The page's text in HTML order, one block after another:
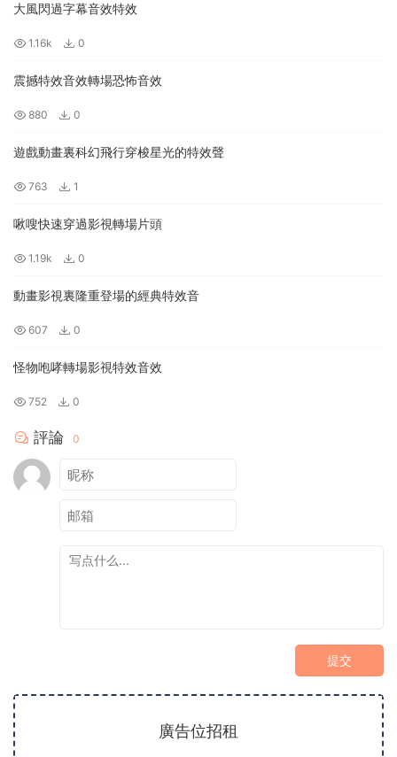
大風閃過字幕音效特效
1.16k 0
震撼特效音效轉場恐怖音效
880 0
遊戲動畫裏科幻飛行穿梭星光的特效聲
763 1
啾嗖快速穿過影視轉場片頭
1.19k 0
動畫影視裏隆重登場的經典特效音
607 0
怪物咆哮轉場影視特效音效
752 0
評論 0
提交
廣告位招租